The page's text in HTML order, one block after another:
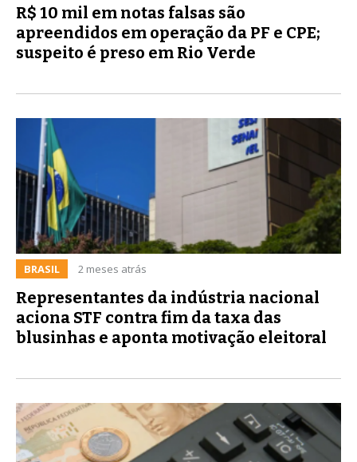
R$ 10 mil em notas falsas são
apreendidos em operação da PF e CPE;
suspeito é preso em Rio Verde
BRASIL 2 meses atrás
Representantes da indústria nacional
aciona STF contra fim da taxa das
blusinhas e aponta motivação eleitoral